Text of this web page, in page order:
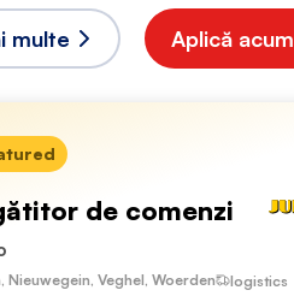
multe Aplică acum
de comenzi
Nieuwegein, Veghel, Woerden logistics